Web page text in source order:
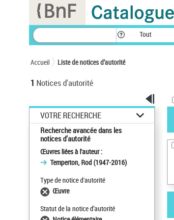
Tout
Accueil Liste de notices d’autorité
1 Notices d'autorité
VOTRE RECHERCHE
Recherche avancée dans les
notices d’autorité
Œuvres liées à l'auteur :
Temperton, Rod (1947-2016)
Type de notice d'autorité
Œuvre
Statut de la notice d’autorité
Panneau de gestion des cookies